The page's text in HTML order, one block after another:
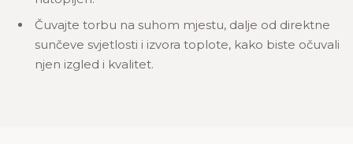
Čuvajte torbu na suhom mjestu, dalje od direktne
sunčeve svjetlosti i izvora toplote, kako biste očuvali
njen izgled i kvalitet.